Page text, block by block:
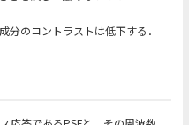
分のコントラストは低下する．